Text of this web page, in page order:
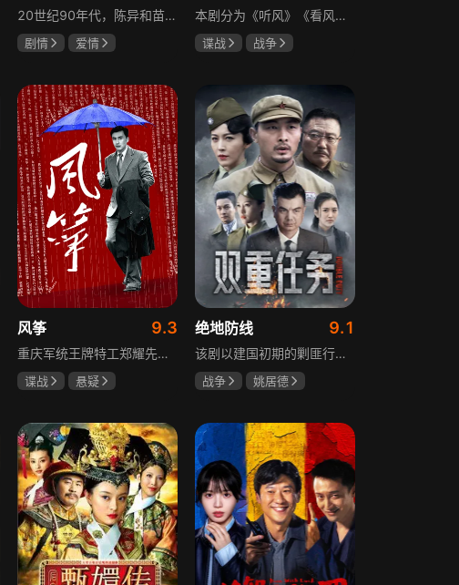
20世纪90年代，陈异和苗靖因父母相识结缘，从充满敌意到彼此依靠，后因家庭变故不得不相依为命。大学时苗靖告白，陈异却因纵火案逼她离开藤城。多年后重逢，陈异为保护苗靖以身入局，两人并肩对抗走私团伙，最终陈异告白，两人终成眷属。
剧情
爱情
本剧分为《听风》《看风》和《捕风》三个篇章，三者在时间关系及故事上相对独立，又千丝万缕。听风，即无线电侦听者，是一群“靠耳朵打江山”的人，他们的耳朵可以听到天外之音、无声之音、秘密之音。看风，即密码破译的人，是一群“善于神机妙算”的人，他们的慧眼可以识破天机、释读天书、看阅无字之书。捕风，即我党地下工作者，在国民党大肆实施白色恐怖时期，他们是牺牲者更是战斗者，乔装打扮深入虎穴，迎风而战，为缔造共和国立下不朽的丰功伟业。
谍战
战争
风筝 9.3
重庆军统王牌特工郑耀先实为潜伏的中共特工“风筝”，上线牺牲后他与组织失联，解放后化名周志乾继续提供情报。身份证实后他仍协助破获特务案，三十年情报生涯中他遭敌人追杀、妻离子散，为国家牺牲是他的人生价值。
谍战
悬疑
绝地防线 9.1
该剧以建国初期的剿匪行动为背景，讲述中国人民解放军西线小分队追击黑山寺国民党残部的故事。小分队在执行任务过程中，严格遵照上级指示，既要完成军事目标，又全力保护沿途百姓的生命财产安全，同时对残部人员采取劝降与救治相结合的策略。最终，小分队成功控制了区域内的疫情，救出了愿意投诚的士兵，圆满完成了剿匪解救任务，展现了解放军的优良作风与使命担当。
战争
姚居德